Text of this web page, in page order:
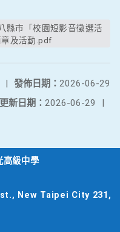
及活動.pdf
發佈日期： 2026-06-29
|
新日期： 2026-06-29 |
高級中學
New Taipei City 231,